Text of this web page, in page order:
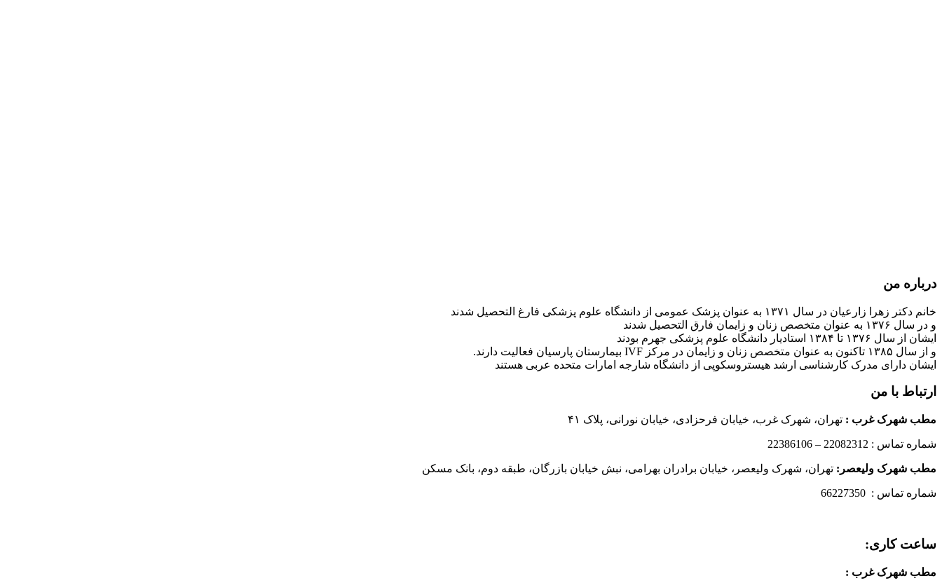
درباره من
خانم دکتر زهرا زارعیان در سال ۱۳۷۱ به عنوان پزشک عمومی از دانشگاه علوم پزشکی فارغ التحصیل شدند
و در سال ۱۳۷۶ به عنوان متخصص زنان و زایمان فارق التحصیل شدند
ایشان از سال ۱۳۷۶ تا ۱۳۸۴ استادیار دانشگاه علوم پزشکی جهرم بودند
و از سال ۱۳۸۵ تاکنون به عنوان متخصص زنان و زایمان در مرکز IVF بیمارستان پارسیان فعالیت دارند.
ایشان دارای مدرک کارشناسی ارشد هیستروسکوپی از دانشگاه شارجه امارات متحده عربی هستند
ارتباط با من
مطب شهرک غرب : تهران، شهرک غرب، خیابان فرحزادی، خیابان نورانی، پلاک ۴۱
شماره تماس : 22082312 – 22386106
مطب شهرک ولیعصر: تهران، شهرک ولیعصر، خیابان برادران بهرامی، نبش خیابان بازرگان، طبقه دوم، بانک مسکن
شماره تماس : 66227350
ساعت کاری:
مطب شهرک غرب :